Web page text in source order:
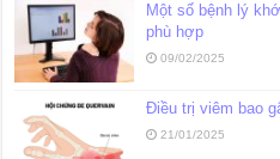
Một số bệnh lý
phù hợp
09/02/2025
Điều trị viêm bao
21/01/2025